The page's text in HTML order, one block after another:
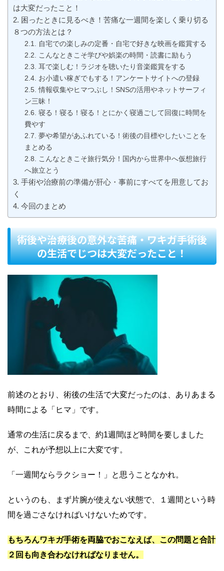
は大変だったこと！
困ったときに見るべき！苦痛な一週間を楽しく乗り切る
８つの方法とは？
自宅での楽しみの定番・自宅で好きな映画を鑑賞する
こんなときこそ学びや娯楽の時間・読書に励もう
耳で楽しむ！ラジオを聴いたり音楽鑑賞をする
お小遣い稼ぎでもする！アンケートサイトへの登録
情報収集やヒマつぶし！SNSの活用やネットサーフィ
ン三昧！
寝る！寝る！寝る！とにかく寝過ごして回復に時間を
費やす
夢や希望があふれている！術後の目標やしたいことを
まとめる
こんなときこそ旅行気分！国内から世界中へ仮想旅行
へ旅立とう
手術や治療前の準備が肝心・事前にすべてを用意してお
く
今回のまとめ
術後や治療後の意外な苦痛・ワキガ手術後
の生活でじつは大変だったこと！
前述のとおり、術後の生活で大変だったのは、ありあまる
時間による「ヒマ」です。
通常の生活に戻るまで、約1週間ほど時間を要しました
が、これが予想以上に大変です。
「一週間ならラクショー！」と思うことなかれ。
というのも、まず片腕が使えない状態で、１週間という時
間を過ごさなければいけないためです。
もちろんワキガ手術を両脇でおこなえば、この問題と合計
２回も向き合わなければなりません。